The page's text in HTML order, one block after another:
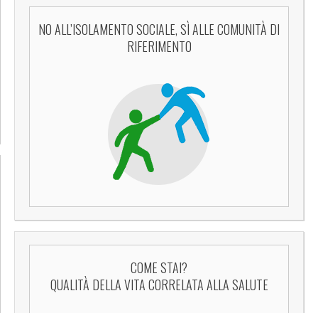
NO ALL’ISOLAMENTO SOCIALE, SÌ ALLE COMUNITÀ DI
RIFERIMENTO
COME STAI?
QUALITÀ DELLA VITA CORRELATA ALLA SALUTE